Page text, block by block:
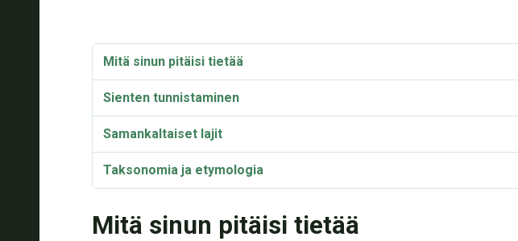
Mitä sinun pitäisi tietää
Sienten tunnistaminen
Samankaltaiset lajit
Taksonomia ja etymologia
Mitä sinun pitäisi tietää